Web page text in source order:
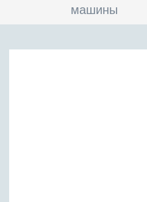
машины